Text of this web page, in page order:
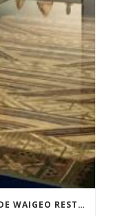
UN ENSEMBLE DE NATTES DE L’ÎLE DE WAIGEO RESTAURÉ GRÂCE AU SOUTIEN DU CERCLE LÉVI-STRAUSS